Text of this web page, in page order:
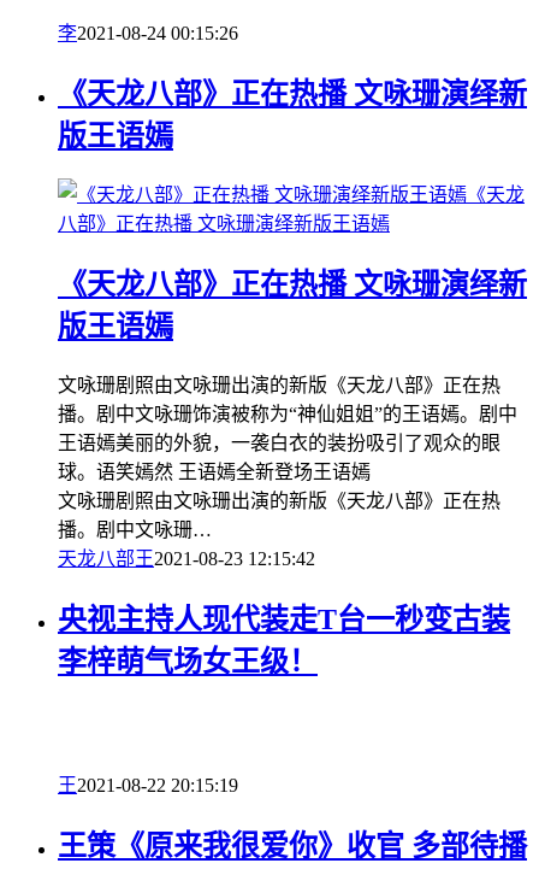
李2021-08-24 00:15:26
《天龙八部》正在热播 文咏珊演绎新
版王语嫣
《天龙
八部》正在热播 文咏珊演绎新版王语嫣
《天龙八部》正在热播 文咏珊演绎新
版王语嫣
文咏珊剧照由文咏珊出演的新版《天龙八部》正在热
播。剧中文咏珊饰演被称为“神仙姐姐”的王语嫣。剧中
王语嫣美丽的外貌，一袭白衣的装扮吸引了观众的眼
球。语笑嫣然 王语嫣全新登场王语嫣
文咏珊剧照由文咏珊出演的新版《天龙八部》正在热
播。剧中文咏珊…
天龙八部王2021-08-23 12:15:42
央视主持人现代装走T台一秒变古装
李梓萌气场女王级！
王2021-08-22 20:15:19
王策《原来我很爱你》收官 多部待播